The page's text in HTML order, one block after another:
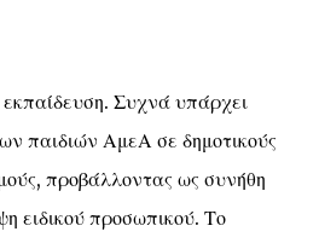
Συχνά υπάρχει
παιδιών ΑμεΑ σε δημοτικούς
προβάλλοντας ως συνήθη
ειδικού προσωπικού. Το